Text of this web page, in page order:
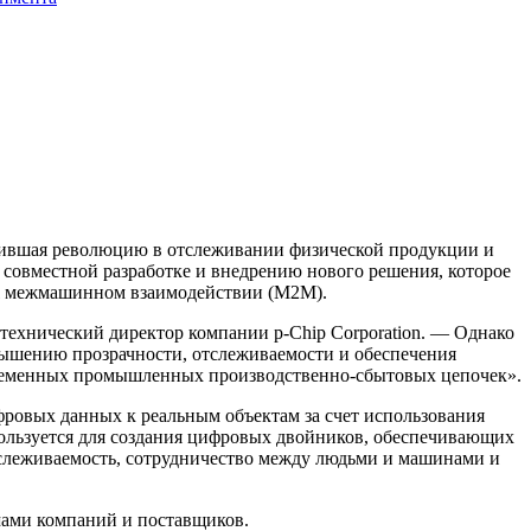
революцию в отслеживании физической продукции и
разработке и внедрению нового решения, которое
межмашинном взаимодействии (M2M).
директор компании p-Chip Corporation. — Однако
прозрачности, отслеживаемости и обеспечения
промышленных производственно-сбытовых цепочек».
данных к реальным объектам за счет использования
для создания цифровых двойников, обеспечивающих
сотрудничество между людьми и машинами и
компаний и поставщиков.